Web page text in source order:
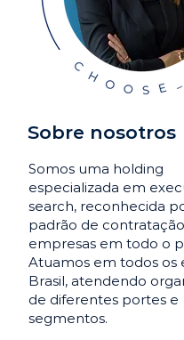
Sobre nosotros
Somos uma holding
especializada em
search, reconhecida
padrão de
empresas em todo o
Atuamos em todos os
Brasil, atendendo
de diferentes portes e
segmentos.